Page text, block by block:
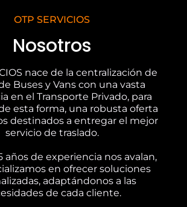
OTP SERVICIOS
Nosotros
nace de la centralización de
Buses y Vans con una vasta
en el Transporte Privado, para
esta forma, una robusta oferta
destinados a entregar el mejor
servicio de traslado.
años de experiencia nos avalan,
en ofrecer soluciones
adaptándonos a las
de cada cliente.